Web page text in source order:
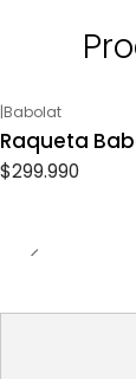
|Babolat
Raqueta
$299.990